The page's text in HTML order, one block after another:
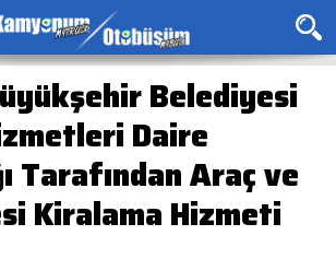
Belediyesi
Daire
Tarafından Araç ve
Kiralama Hizmeti